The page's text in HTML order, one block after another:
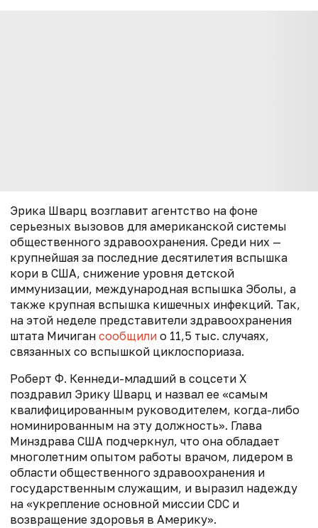
Эрика Шварц возглавит агентство на фоне
серьезных вызовов для американской системы
общественного здравоохранения. Среди них —
крупнейшая за последние десятилетия вспышка
кори в США, снижение уровня детской
иммунизации, международная вспышка Эболы, а
также крупная вспышка кишечных инфекций. Так,
на этой неделе представители здравоохранения
штата Мичиган сообщили о 11,5 тыс. случаях,
связанных со вспышкой циклоспориаза.
Роберт Ф. Кеннеди-младший в соцсети Х
поздравил Эрику Шварц и назвал ее «самым
квалифицированным руководителем, когда-либо
номинированным на эту должность». Глава
Минздрава США подчеркнул, что она обладает
многолетним опытом работы врачом, лидером в
области общественного здравоохранения и
государственным служащим, и выразил надежду
на «укрепление основной миссии CDC и
возвращение здоровья в Америку».